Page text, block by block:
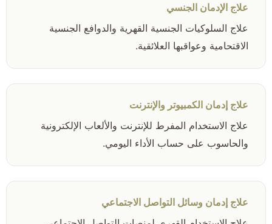
علاج الإدمان الجنسي
علاج السلوكيات الجنسية القهرية والدوافع الجنسية
الاقتحامية وعواقبها العلائقية.
علاج إدمان الكمبيوتر والإنترنت
علاج الاستخدام المفرط للإنترنت والألعاب الإلكترونية
والحاسوب على حساب الأداء اليومي.
علاج إدمان وسائل التواصل الاجتماعي